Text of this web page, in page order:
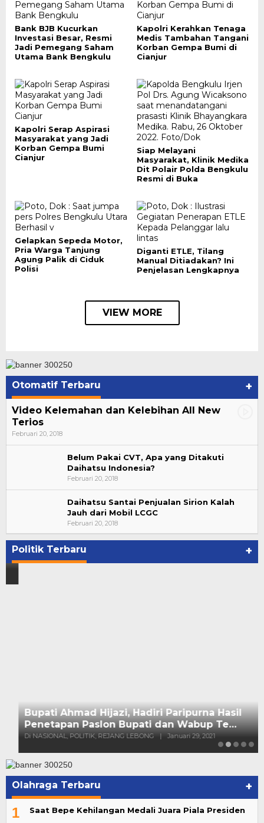
Bank BJB Kucurkan
Investasi Besar, Resmi
Jadi Pemegang Saham
Utama Bank Bengkulu
Kapolri Kerahkan Tenaga
Medis Tambahan Tangani
Korban Gempa Bumi di
Cianjur
Kapolri Serap Aspirasi
Masyarakat yang Jadi
Korban Gempa Bumi
Cianjur
Siap Melayani
Masyarakat, Klinik Medika
Dit Polair Polda Bengkulu
Resmi di Buka
Gelapkan Sepeda Motor,
Pria Warga Tanjung
Agung Palik di Ciduk
Polisi
Diganti ETLE, Tilang
Manual Ditiadakan? Ini
Penjelasan Lengkapnya
VIEW MORE
Otomatif Terbaru +
Video Kelemahan dan Kelebihan All New
Terios
Februari 20, 2018
Belum Pakai CVT, Apa yang Ditakuti
Daihatsu Indonesia?
Februari 20, 2018
Daihatsu Santai Penjualan Sirion Kalah
Jauh dari Mobil LCGC
Februari 20, 2018
Politik Terbaru +
Bupati Ahmad Hijazi, Hadiri Paripurna Hasil
Penetapan Paslon Bupati dan Wabup Te…
Di NASIONAL, POLITIK, REJANG LEBONG
Olahraga Terbaru +
1 Saat Bepe Kehilangan Medali Juara Piala Presiden